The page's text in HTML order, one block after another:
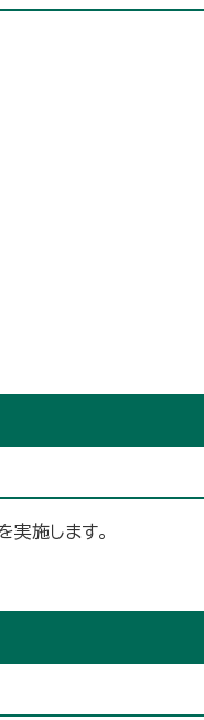
施します。